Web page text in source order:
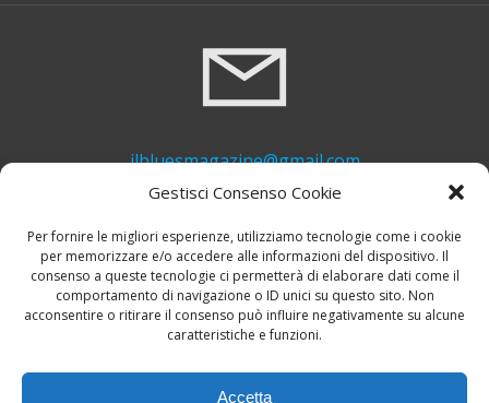
Gestisci Consenso Cookie
Per fornire le migliori esperienze, utilizziamo tecnologie come i cookie
per memorizzare e/o accedere alle informazioni del dispositivo. Il
consenso a queste tecnologie ci permetterà di elaborare dati come il
comportamento di navigazione o ID unici su questo sito. Non
acconsentire o ritirare il consenso può influire negativamente su alcune
caratteristiche e funzioni.
Accetta
ilbluesmagazine@gmail.com
+39 339 748 6635